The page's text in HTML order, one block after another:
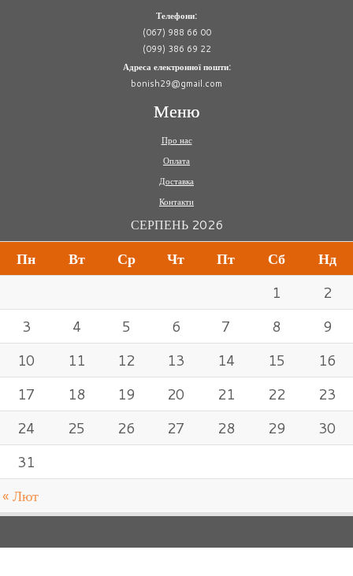
Телефони:
(067) 988 66 00
(099) 386 69 22
Адреса електронної пошти:
bonish29@gmail.com
Меню
Про нас
Оплата
Доставка
Контакти
СЕРПЕНЬ 2026
Пн Вт Ср Чт Пт Сб Нд
« Лют
1
2
3
4 5 6 7 8
9
10
11 12 13 14 15
16
17
18 19 20 21 22
23
24
25 26 27 28 29
30
31